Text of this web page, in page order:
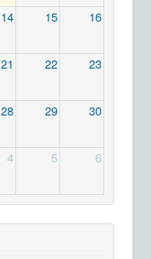
14 15 16
21 22 23
28 29 30
4 5 6